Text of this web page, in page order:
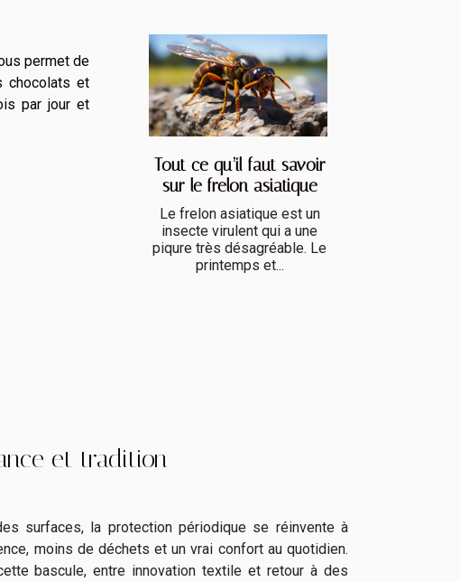
permet de
chocolats et
par jour et
Tout ce qu’il faut savoir
sur le frelon asiatique
Le frelon asiatique est un
insecte virulent qui a une
piqure très désagréable. Le
printemps et...
et tradition
surfaces, la protection périodique se réinvente à
moins de déchets et un vrai confort au quotidien.
bascule, entre innovation textile et retour à des